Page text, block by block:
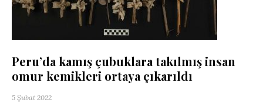
Peru’da kamış çubuklara takılmış insan
omur kemikleri ortaya çıkarıldı
5 Şubat 2022